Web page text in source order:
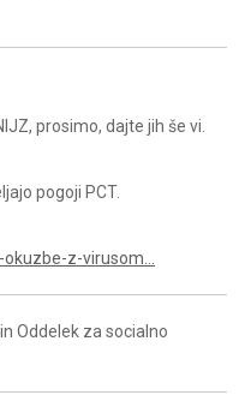
prosimo, dajte jih še vi.
pogoji PCT.
z-virusom…
Oddelek za socialno